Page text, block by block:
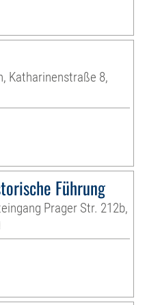
Katharinenstraße 8,
Führung
Prager Str. 212b,